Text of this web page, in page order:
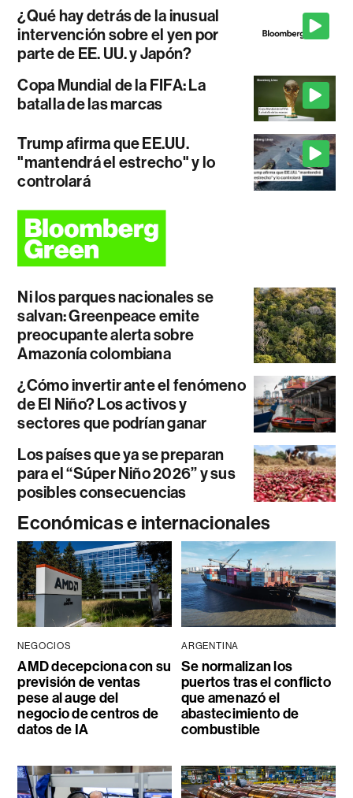
¿Qué hay detrás de la inusual
intervención sobre el yen por
parte de EE. UU. y Japón?
Copa Mundial de la FIFA: La
batalla de las marcas
Trump afirma que EE.UU.
"mantendrá el estrecho" y lo
controlará
Ni los parques nacionales se
salvan: Greenpeace emite
preocupante alerta sobre
Amazonía colombiana
¿Cómo invertir ante el fenómeno
de El Niño? Los activos y
sectores que podrían ganar
Los países que ya se preparan
para el “Súper Niño 2026” y sus
posibles consecuencias
Económicas e internacionales
NEGOCIOS
AMD decepciona con su
previsión de ventas
pese al auge del
negocio de centros de
datos de IA
ARGENTINA
Se normalizan los
puertos tras el conflicto
que amenazó el
abastecimiento de
combustible